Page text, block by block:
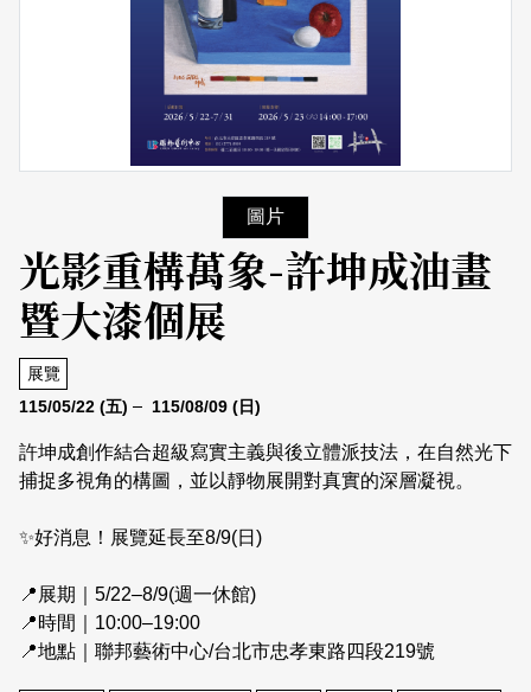
圖片
光影重構萬象-許坤成油畫
暨大漆個展
展覽
115/05/22 (五) 115/08/09 (日)
許坤成創作結合超級寫實主義與後立體派技法，在自然光下
捕捉多視角的構圖，並以靜物展開對真實的深層凝視。
✨好消息！展覽延長至8/9(日)
📍展期｜5/22–8/9(週一休館)
📍時間｜10:00–19:00
📍地點｜聯邦藝術中心/台北市忠孝東路四段219號